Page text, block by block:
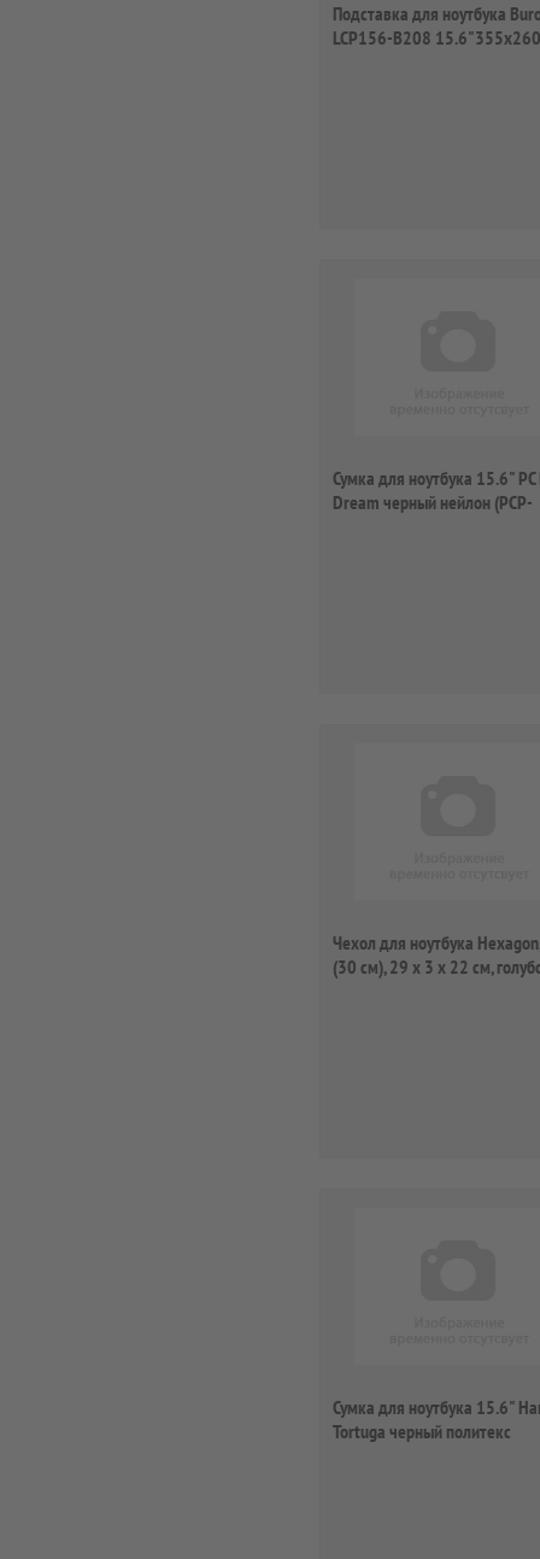
Подставка для ноутбука
LCP156-B208
Сумка для ноутбука 15.6"
Dream черный нейлон (PCP-
Чехол для ноутбука
(30 см), 29 х 3 х 22 см,
Сумка для ноутбука 15.6"
Tortuga черный политекс